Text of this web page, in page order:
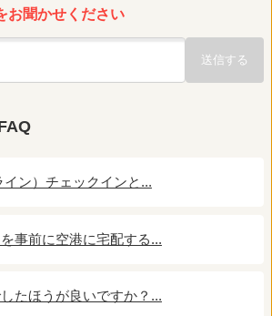
お聞かせください
ン）チェックインと...
事前に空港に宅配する...
たほうが良いですか？...